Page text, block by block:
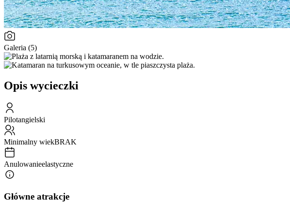
Galeria (5)
Opis wycieczki
Pilotangielski
Minimalny wiekBRAK
Anulowanieelastyczne
Główne atrakcje